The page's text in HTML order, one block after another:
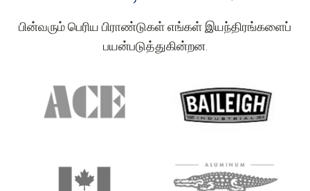
இயந்திரங்கள் உங்கள் தேவைகளுக்கு எப்போதும்
பொருத்தமாக இருக்காது.
பின்வரும் பெரிய பிராண்டுகள் எங்கள் இயந்திரங்களைப்
பயன்படுத்துகின்றன.